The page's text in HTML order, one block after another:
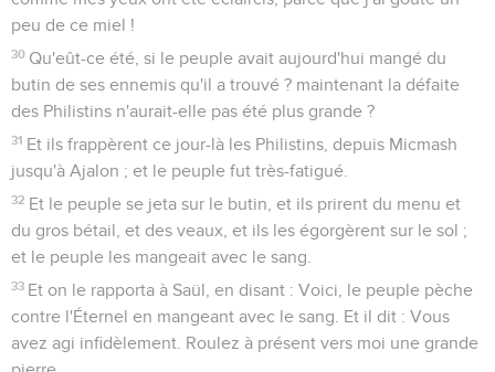
peu de ce miel !
30 Qu'eût-ce été, si le peuple avait aujourd'hui mangé du
butin de ses ennemis qu'il a trouvé ? maintenant la défaite
des Philistins n'aurait-elle pas été plus grande ?
31 Et ils frappèrent ce jour-là les Philistins, depuis Micmash
jusqu'à Ajalon ; et le peuple fut très-fatigué.
32 Et le peuple se jeta sur le butin, et ils prirent du menu et
du gros bétail, et des veaux, et ils les égorgèrent sur le sol ;
et le peuple les mangeait avec le sang.
33 Et on le rapporta à Saül, en disant : Voici, le peuple pèche
contre l'Éternel en mangeant avec le sang. Et il dit : Vous
avez agi infidèlement. Roulez à présent vers moi une grande